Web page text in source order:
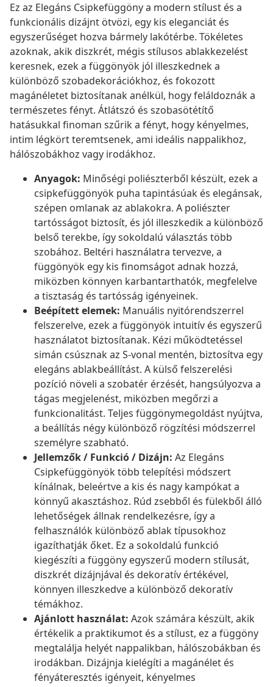
Ez az Elegáns Csipkefüggöny a modern stílust és a
funkcionális dizájnt ötvözi, egy kis eleganciát és
egyszerűséget hozva bármely lakótérbe. Tökéletes
azoknak, akik diszkrét, mégis stílusos ablakkezelést
keresnek, ezek a függönyök jól illeszkednek a
különböző szobadekorációkhoz, és fokozott
magánéletet biztosítanak anélkül, hogy feláldoznák a
természetes fényt. Átlátszó és szobasötétítő
hatásukkal finoman szűrik a fényt, hogy kényelmes,
intim légkört teremtsenek, ami ideális nappalikhoz,
hálószobákhoz vagy irodákhoz.
Anyagok: Minőségi poliészterből készült, ezek a
csipkefüggönyök puha tapintásúak és elegánsak,
szépen omlanak az ablakokra. A poliészter
tartósságot biztosít, és jól illeszkedik a különböző
belső terekbe, így sokoldalú választás több
szobához. Beltéri használatra tervezve, a
függönyök egy kis finomságot adnak hozzá,
miközben könnyen karbantarthatók, megfelelve
a tisztaság és tartósság igényeinek.
Beépített elemek: Manuális nyitórendszerrel
felszerelve, ezek a függönyök intuitív és egyszerű
használatot biztosítanak. Kézi működtetéssel
simán csúsznak az S-vonal mentén, biztosítva egy
elegáns ablakbeállítást. A külső felszerelési
pozíció növeli a szobatér érzését, hangsúlyozva a
tágas megjelenést, miközben megőrzi a
funkcionalitást. Teljes függönymegoldást nyújtva,
a beállítás négy különböző rögzítési módszerrel
személyre szabható.
Jellemzők / Funkció / Dizájn: Az Elegáns
Csipkefüggönyök több telepítési módszert
kínálnak, beleértve a kis és nagy kampókat a
könnyű akasztáshoz. Rúd zsebből és fülekből álló
lehetőségek állnak rendelkezésre, így a
felhasználók különböző ablak típusokhoz
igazíthatják őket. Ez a sokoldalú funkció
kiegészíti a függöny egyszerű modern stílusát,
diszkrét dizájnjával és dekoratív értékével,
könnyen illeszkedve a különböző dekoratív
témákhoz.
Ajánlott használat: Azok számára készült, akik
értékelik a praktikumot és a stílust, ez a függöny
megtalálja helyét nappalikban, hálószobákban és
irodákban. Dizájnja kielégíti a magánélet és
fényáteresztés igényeit, kényelmes